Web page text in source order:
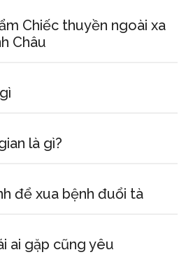
Chiếc thuyền ngoài xa
Châu
là gì?
để xua bệnh đuổi tà
ai gặp cũng yêu